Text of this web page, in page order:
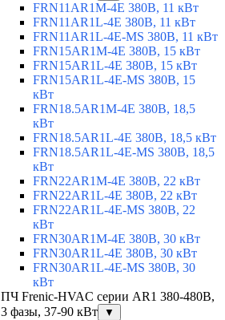
FRN11AR1M-4E 380В, 11 кВт
FRN11AR1L-4E 380В, 11 кВт
FRN11AR1L-4E-MS 380В, 11 кВт
FRN15AR1M-4E 380В, 15 кВт
FRN15AR1L-4E 380В, 15 кВт
FRN15AR1L-4E-MS 380В, 15
кВт
FRN18.5AR1M-4E 380В, 18,5
кВт
FRN18.5AR1L-4E 380В, 18,5 кВт
FRN18.5AR1L-4E-MS 380В, 18,5
кВт
FRN22AR1M-4E 380В, 22 кВт
FRN22AR1L-4E 380В, 22 кВт
FRN22AR1L-4E-MS 380В, 22
кВт
FRN30AR1M-4E 380В, 30 кВт
FRN30AR1L-4E 380В, 30 кВт
FRN30AR1L-4E-MS 380В, 30
кВт
ПЧ Frenic-HVAC серии AR1 380-480В,
3 фазы, 37-90 кВт
▼